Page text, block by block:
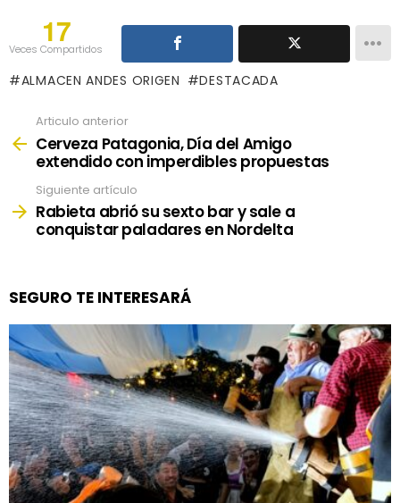
17
Veces Compartidos
ALMACEN ANDES ORIGEN DESTACADA
more
Articulo anterior
Cerveza Patagonia, Día del Amigo
extendido con imperdibles propuestas
Siguiente artículo
Rabieta abrió su sexto bar y sale a
conquistar paladares en Nordelta
SEGURO TE INTERESARÁ